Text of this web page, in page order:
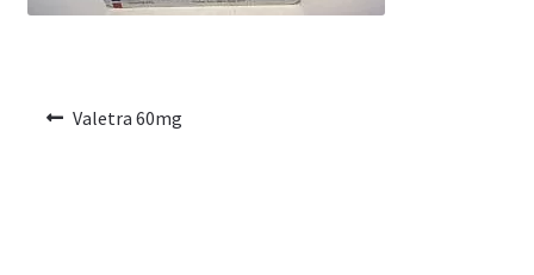
Comment choisir?
Valetra 60mg